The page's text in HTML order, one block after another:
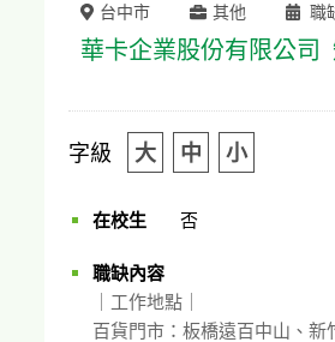
台中市 其他 職
華卡企業股份有限公司
字級 大 中 小
在校生 否
職缺內容
｜工作地點｜
百貨門市：板橋遠百中山、新